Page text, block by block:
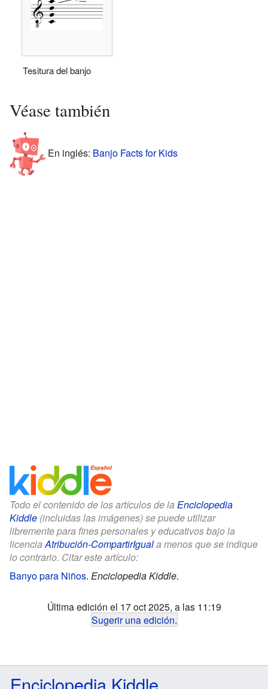
Tesitura del banjo
Véase también
En inglés: Banjo Facts for Kids
Todo el contenido de los artículos de la Enciclopedia
Kiddle (incluidas las imágenes) se puede utilizar
libremente para fines personales y educativos bajo la
licenciaAtribución-CompartirIguala menos que se indique
lo contrario. Citar este artículo:
Banyo para Niños. Enciclopedia Kiddle.
Última edición el 17 oct 2025, a las 11:19
Sugerir una edición.
Enciclopedia Kiddle